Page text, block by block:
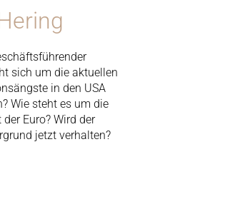
sich um die aktuellen
in den USA
Wie steht es um die
Euro? Wird der
jetzt verhalten?